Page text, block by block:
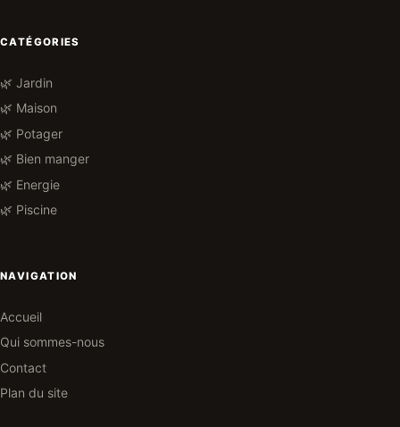
CATÉGORIES
🌿 Jardin
🌿 Maison
🌿 Potager
🌿 Bien manger
🌿 Energie
🌿 Piscine
NAVIGATION
Accueil
Qui sommes-nous
Contact
Plan du site